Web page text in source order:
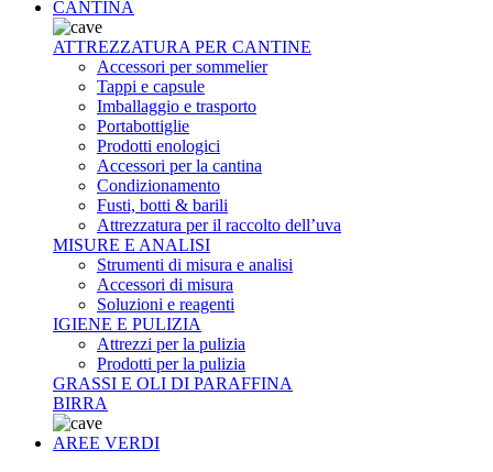
CANTINA
ATTREZZATURA PER CANTINE
Accessori per sommelier
Tappi e capsule
Imballaggio e trasporto
Portabottiglie
Prodotti enologici
Accessori per la cantina
Condizionamento
Fusti, botti & barili
Attrezzatura per il raccolto dell’uva
MISURE E ANALISI
Strumenti di misura e analisi
Accessori di misura
Soluzioni e reagenti
IGIENE E PULIZIA
Attrezzi per la pulizia
Prodotti per la pulizia
GRASSI E OLI DI PARAFFINA
BIRRA
AREE VERDI